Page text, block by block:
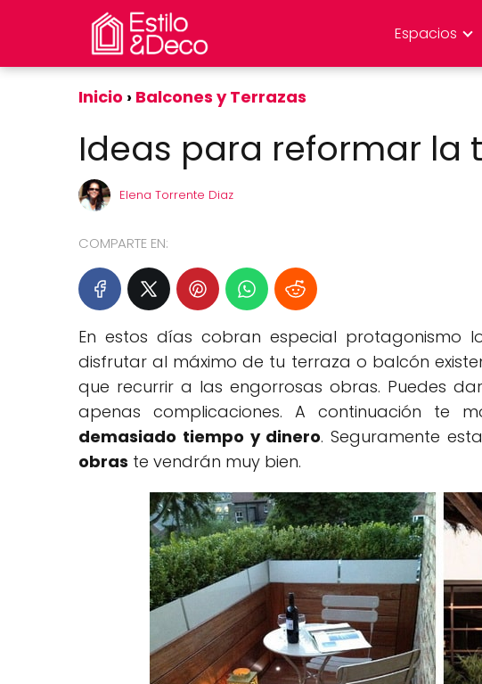
Espacios
Inicio Balcones y Terrazas
Ideas para reformar la
Elena Torrente Diaz
COMPARTE EN:
En estos días cobran especial protagonismo
disfrutar al máximo de tu terraza o balcón
que recurrir a las engorrosas obras. Puedes
apenas complicaciones. A continuación te
demasiado tiempo y dinero. Seguramente
obras te vendrán muy bien.